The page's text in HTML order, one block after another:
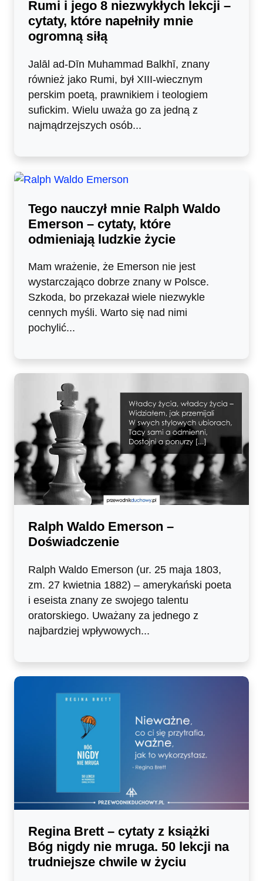
Rumi i jego 8 niezwykłych lekcji –
cytaty, które napełniły mnie
ogromną siłą
Jalāl ad-Dīn Muhammad Balkhī, znany
również jako Rumi, był XIII-wiecznym
perskim poetą, prawnikiem i teologiem
sufickim. Wielu uważa go za jedną z
najmądrzejszych osób...
Tego nauczył mnie Ralph Waldo
Emerson – cytaty, które
odmieniają ludzkie życie
Mam wrażenie, że Emerson nie jest
wystarczająco dobrze znany w Polsce.
Szkoda, bo przekazał wiele niezwykle
cennych myśli. Warto się nad nimi
pochylić...
Ralph Waldo Emerson –
Doświadczenie
Ralph Waldo Emerson (ur. 25 maja 1803,
zm. 27 kwietnia 1882) – amerykański poeta
i eseista znany ze swojego talentu
oratorskiego. Uważany za jednego z
najbardziej wpływowych...
Regina Brett – cytaty z książki
Bóg nigdy nie mruga. 50 lekcji na
trudniejsze chwile w życiu